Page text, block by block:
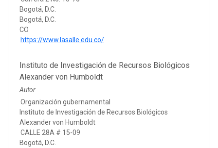
Bogotá, D.C.
Bogotá, D.C.
CO
https://www.lasalle.edu.co/
Instituto de Investigación de Recursos Biológicos
Alexander von Humboldt
Autor
Organización gubernamental
Instituto de Investigación de Recursos Biológicos
Alexander von Humboldt
CALLE 28A # 15-09
Bogotá, D.C.